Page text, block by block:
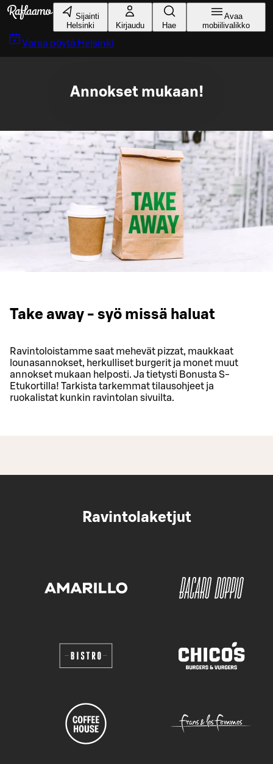
Siirry pääsisältöön
Sijainti
Helsinki
Kirjaudu Hae
Avaa
mobiilivalikko
Varaa pöytä Helsinki
Annokset mukaan!
Take away - syö missä haluat
Ravintoloistamme saat mehevät pizzat, maukkaat
lounasannokset, herkulliset burgerit ja monet muut
annokset mukaan helposti. Ja tietysti Bonusta S-
Etukortilla! Tarkista tarkemmat tilausohjeet ja
ruokalistat kunkin ravintolan sivuilta.
Ravintolaketjut